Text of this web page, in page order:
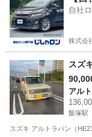
自社
株式会
スズ
アル
飯塚駅
スズキ アルトラパン（